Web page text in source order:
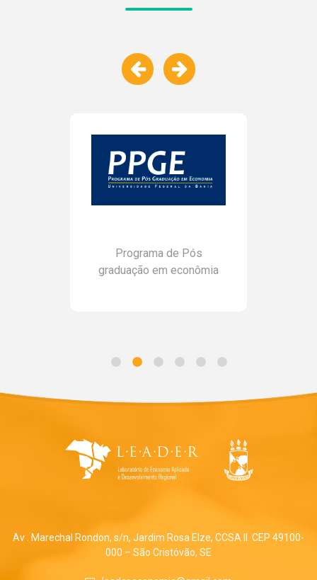
Programa de Pós
graduação em econômia
Av . Marechal Rondon, s/n, Jardim Rosa Elze, CCSA II. CEP 49100-
000 – São Cristóvão, SE